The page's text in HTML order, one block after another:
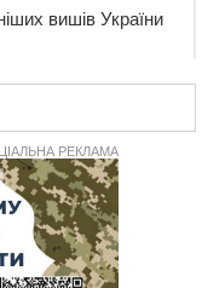
вишів України
Черкасах 75-річній
сонячну
гривень
з полеглим на
РЕКЛАМА